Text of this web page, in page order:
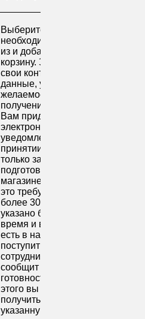
Выберите
необходимые товары
из и добавьте их в
корзину. Заполните
свои контактные
данные, укажите
желаемое время
получения заказа.
Вам придет по
электронной почте
уведомление о
принятии заказа. Как
только заказ
подготовят в
магазине (обычно на
это требуется не
более 30 минут, если
указано ближайшее
время и весь товар
есть в наличии), вам
поступит письмо от
сотрудника, который
сообщит о
готовности. После
этого вы можете
получить свой заказ в
указанную вами дату